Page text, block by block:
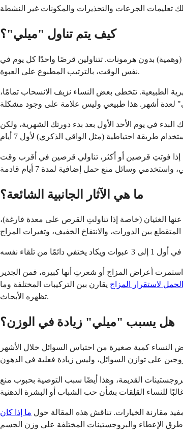
كيف يتم تناول "ميلي"؟
على الهرمونات. آخر 7 أقراص هي أقراص خضراء غير نشطة (وهمية) بدون هرمونات. تتناولين قرصًا واحدًا كل يوم في
نفس الوقت، بالترتيب المطبوع على العبوة.
الطبيعية. تتخطى بعض النساء نزيف الانسحاب تمامًا،
في يوم الأحد الأول بعد بدء دورتك الشهرية، ولكن
إذا فوتتِ قرصين أو أكثر، تناولي قرصين في أقرب وقت
ما هي الآثار الجانبية الشائعة؟
الآثار الأكثر شيوعًا المبلغ عنها الغثيان (خاصة إذا تناولتِ القرص على معدة فارغة)،
أعراض المزاج أو شعرتِ أنها كبيرة، فمن الجدير
لاستقرار المزاج يقارن بين التركيبات المختلفة وما
تظهره الأبحاث.
هل يسبب "ميلي" زيادة في الوزن؟
النساء كمية صغيرة من احتباس السوائل خلال الأشهر
القديمة، وهذا أيضًا سبب التوصية بحبوب منع
الخيارات. تناقش هذه المقالة حول ما إذا كان Nexplanon يسبب زيادة